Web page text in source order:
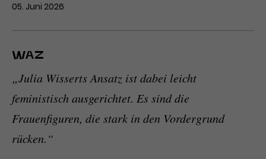
05. Juni 2026
WAZ
„Julia Wisserts Ansatz ist dabei leicht
feministisch ausgerichtet. Es sind die
Frauenfiguren, die stark in den Vordergrund
rücken.“